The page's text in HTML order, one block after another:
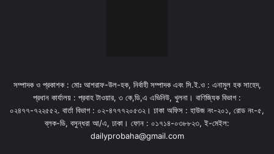
সম্পাদক ও প্রকাশক : মোঃ আশরাফ-উল-হক, নির্বাহী সম্পাদক এবং সি.ই.ও : এনামুল হক সাহেদ,
প্রধান কার্যালয় : প্রবাহ টাওয়ার, ৩ কে,ডি,এ এভিনিউ, খুলনা। বাণিজ্যিক বিভাগ :
০২৪৭৭-৭২২৫৫২. বার্তা বিভাগ : ০২-৪৭৭৭২০৫৩২। ঢাকা অফিস : হাউজ নং-২০১, রোড নং-৫,
ব্লক-ডি, বসুন্ধরা আ/এ, ঢাকা। ফোন : ০১৭১৪-০৩৮৮২৩, ই-মেইল:
dailyprobaha@gmail.com